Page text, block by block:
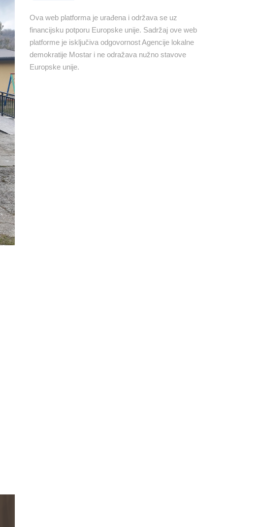
Ova web platforma je urađena i održava se uz
financijsku potporu Europske unije. Sadržaj ove web
platforme je isključiva odgovornost Agencije lokalne
demokratije Mostar i ne odražava nužno stavove
Europske unije.